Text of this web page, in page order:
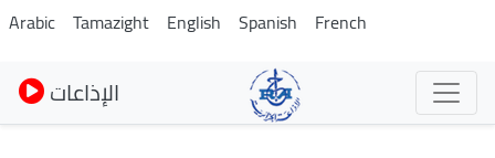
Skip
to
main
content
Arabic Tamazight English Spanish French
الإذاعات